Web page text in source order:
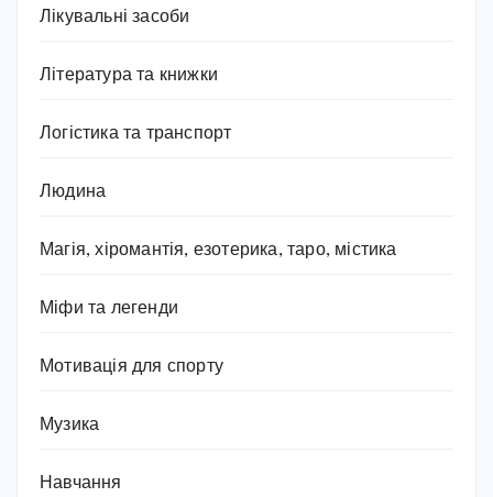
Лікувальні засоби
Література та книжки
Логістика та транспорт
Людина
Магія, хіромантія, езотерика, таро, містика
Міфи та легенди
Мотивація для спорту
Музика
Навчання